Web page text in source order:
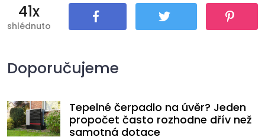
41x
shlédnuto
Doporučujeme
Tepelné čerpadlo na úvěr? Jeden
propočet často rozhodne dřív než
samotná dotace